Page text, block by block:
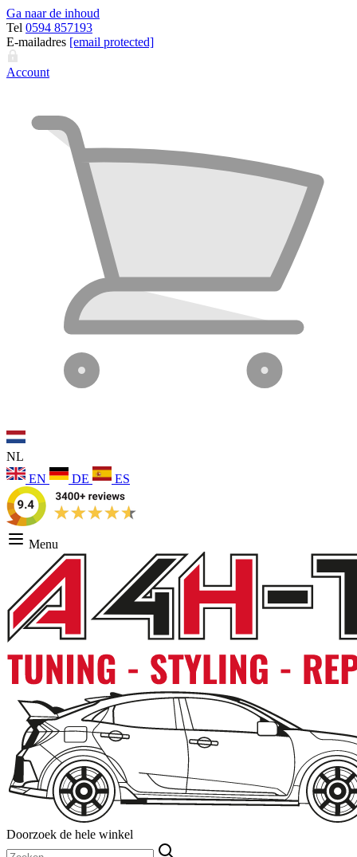
Ga naar de inhoud
Tel 0594 857193
E-mailadres [email protected]
Account
NL
EN
DE ES
Menu
Doorzoek de hele winkel